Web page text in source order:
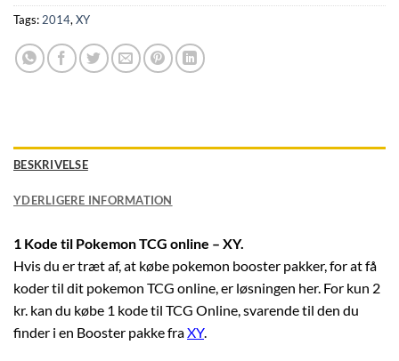
Tags: 2014, XY
BESKRIVELSE
YDERLIGERE INFORMATION
1 Kode til Pokemon TCG online – XY.
Hvis du er træt af, at købe pokemon booster pakker, for at få
koder til dit pokemon TCG online, er løsningen her. For kun 2
kr. kan du købe 1 kode til TCG Online, svarende til den du
finder i en Booster pakke fraXY.